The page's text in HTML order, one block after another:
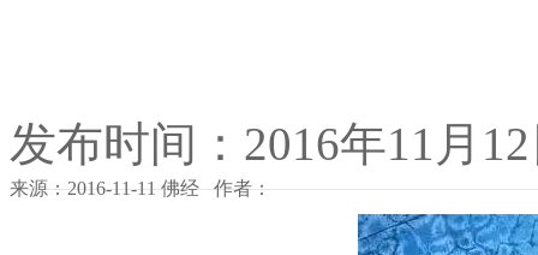
发布时间：2016年11月
来源：2016-11-11 佛经 作者：